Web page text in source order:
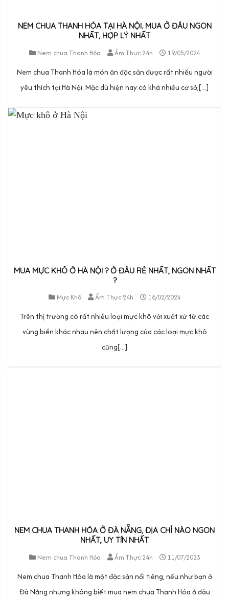
NEM CHUA THANH HÓA TẠI HÀ NỘI. MUA Ở ĐÂU NGON
NHẤT, HỢP LÝ NHẤT
Nem chua Thanh Hóa
Ẩm Thực 24h 19/05/2024
Nem chua Thanh Hóa là món ăn đặc sản được rất nhiều người
yêu thích tại Hà Nội. Mặc dù hiện nay có khá nhiều cơ sở,[...]
MUA MỰC KHÔ Ở HÀ NỘI ? Ở ĐÂU RẺ NHẤT, NGON NHẤT
?
Mực Khô
Ẩm Thực 24h 16/02/2024
Trên thị trường có rất nhiều loại mực khô với xuất xứ từ các
vùng biển khác nhau nên chất lượng của các loại mực khô
cũng[...]
NEM CHUA THANH HÓA Ở ĐÀ NẴNG, ĐỊA CHỈ NÀO NGON
NHẤT, UY TÍN NHẤT
Nem chua Thanh Hóa
Ẩm Thực 24h 11/07/2023
Nem chua Thanh Hóa là một đặc sản nổi tiếng, nếu như bạn ở
Đà Nẵng nhưng không biết mua nem chua Thanh Hóa ở đâu